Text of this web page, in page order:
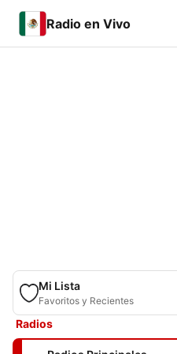
Radio en Vivo
Mi Lista
Favoritos y Recientes
Radios